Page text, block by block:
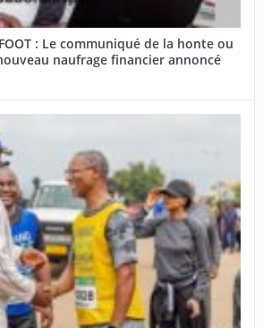
: Le communiqué de la honte ou
naufrage financier annoncé